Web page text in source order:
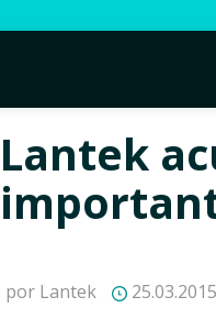
Lantek
por Lantek 25.03.2015